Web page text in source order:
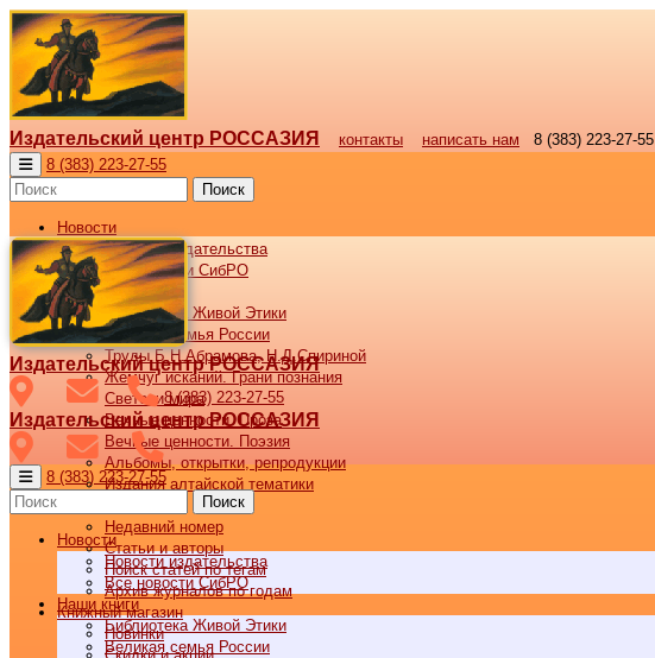
Издательский центр РОССАЗИЯ контакты написать нам
8 (383) 223-27-55
8 (383) 223-27-55
Поиск
Новости
Новости издательства
Все новости СибРО
Наши книги
Библиотека Живой Этики
Великая семья России
Труды Б.Н.Абрамова, Н.Д.Спириной
Жемчуг исканий. Грани познания
Светочи мира
Вечные ценности. Проза
Вечные ценности. Поэзия
Альбомы, открытки, репродукции
Издания алтайской тематики
Недавний номер
Статьи и авторы
Поиск статей по тегам
Архив журналов по годам
Книжный магазин
Новинки
Издательский центр РОССАЗИЯ
8 (383) 223-27-55
Издательский центр РОССАЗИЯ
8 (383) 223-27-55
Поиск
Новости
Новости издательства
Все новости СибРО
Наши книги
Библиотека Живой Этики
Великая семья России